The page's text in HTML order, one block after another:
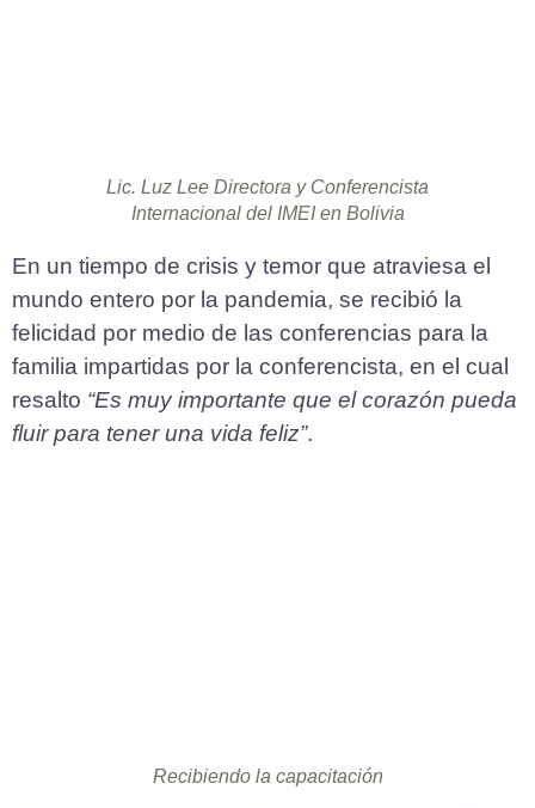
Lic. Luz Lee Directora y Conferencista
Internacional del IMEI en Bolivia
En un tiempo de crisis y temor que atraviesa el
mundo entero por la pandemia, se recibió la
felicidad por medio de las conferencias para la
familia impartidas por la conferencista, en el cual
resalto “Es muy importante que el corazón pueda
fluir para tener una vida feliz”.
Recibiendo la capacitación